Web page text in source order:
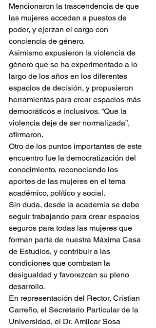
Mencionaron la trascendencia de que
las mujeres accedan a puestos de
poder, y ejerzan el cargo con
conciencia de género.
Asimismo expusieron la violencia de
género que se ha experimentado a lo
largo de los años en los diferentes
espacios de decisión, y propusieron
herramientas para crear espacios más
democráticos e inclusivos. “Que la
violencia deje de ser normalizada”,
afirmaron.
Otro de los puntos importantes de este
encuentro fue la democratización del
conocimiento, reconociendo los
aportes de las mujeres en el tema
académico, político y social.
Sin duda, desde la academia se debe
seguir trabajando para crear espacios
seguros para todas las mujeres que
forman parte de nuestra Máxima Casa
de Estudios, y contribuir a las
condiciones que combatan la
desigualdad y favorezcan su pleno
desarrollo.
En representación del Rector, Cristian
Carreño, el Secretario Particular de la
Universidad, el Dr. Amilcar Sosa